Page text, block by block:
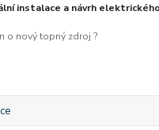
instalace a návrh
o nový topný zdroj ?